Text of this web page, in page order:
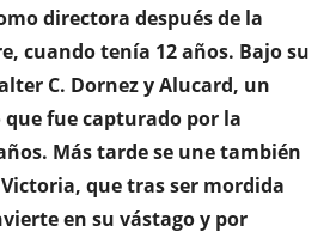
directora después de la
cuando tenía 12 años. Bajo su
C. Dornez y Alucard, un
fue capturado por la
Más tarde se une también
que tras ser mordida
en su vástago y por